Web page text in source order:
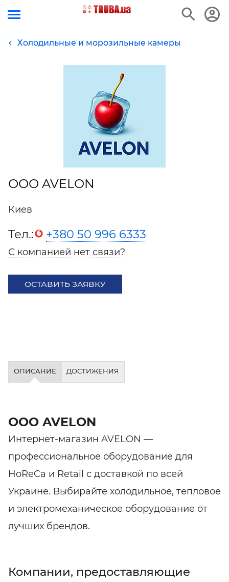
Холодильные и морозильные камеры
ООО AVELON
Киев
Тел.: +380 50 996 6333
С компанией нет связи?
ОСТАВИТЬ ЗАЯВКУ
ОПИСАНИЕ ДОСТИЖЕНИЯ
ООО AVELON
Интернет-магазин AVELON —
профессиональное оборудование для
HoReCa и Retail с доставкой по всей
Украине. Выбирайте холодильное, тепловое
и электромеханическое оборудование от
лучших брендов.
Компании, предоставляющие